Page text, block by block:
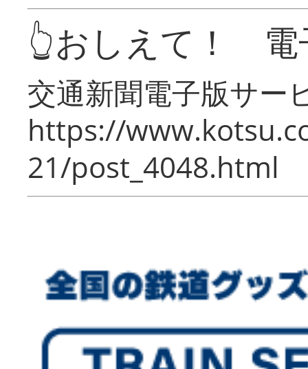
👆おしえて！ 電
交通新聞電子版サー
https://
21/post_4048.html